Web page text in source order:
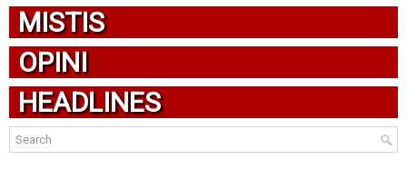
MISTIS
OPINI
HEADLINES